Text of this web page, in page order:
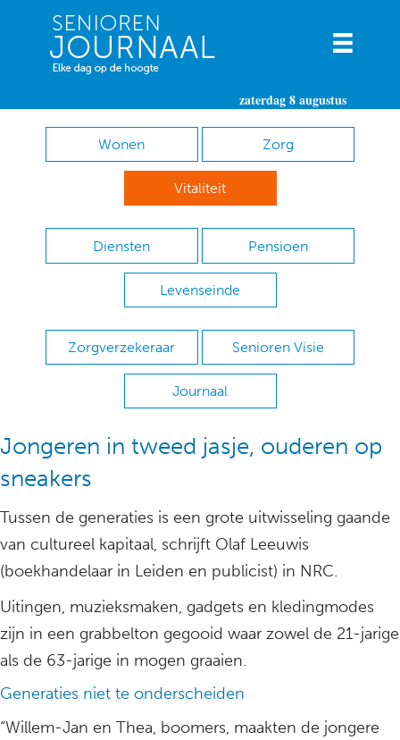
zaterdag 8 augustus
Wonen Zorg
Vitaliteit
Diensten Pensioen
Levenseinde
Zorgverzekeraar Senioren Visie
Journaal
Jongeren in tweed jasje, ouderen op
sneakers
Tussen de generaties is een grote uitwisseling gaande
van cultureel kapitaal, schrijft Olaf Leeuwis
(boekhandelaar in Leiden en publicist) in NRC.
Uitingen, muzieksmaken, gadgets en kledingmodes
zijn in een grabbelton gegooid waar zowel de 21-jarige
als de 63-jarige in mogen graaien.
Generaties niet te onderscheiden
“Willem-Jan en Thea, boomers, maakten de jongere